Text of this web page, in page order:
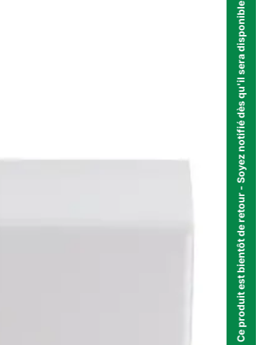
Ce produit est bientôt de retour - Soyez notifié dès qu'il sera disponible